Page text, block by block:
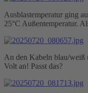
Ausblastemperatur ging
25°C Außentemperatur.
An den Kabeln blau/weiß
Volt an! Passt das?